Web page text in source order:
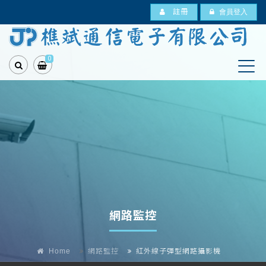
註冊 會員登入
0
網路監控
Home 網路監控 紅外線子彈型網路攝影機